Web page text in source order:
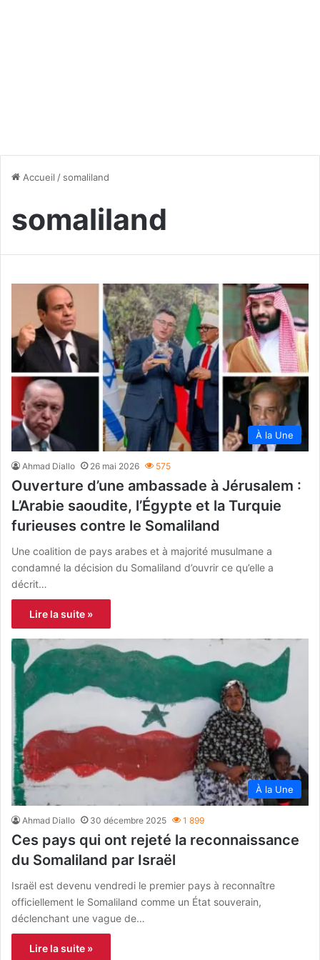
Accueil / somaliland
somaliland
À la Une
Ahmad Diallo 26 mai 2026 575
Ouverture d’une ambassade à Jérusalem :
L’Arabie saoudite, l’Égypte et la Turquie
furieuses contre le Somaliland
Une coalition de pays arabes et à majorité musulmane a
condamné la décision du Somaliland d’ouvrir ce qu’elle a
décrit…
Lire la suite »
À la Une
Ahmad Diallo 30 décembre 2025 1 899
Ces pays qui ont rejeté la reconnaissance
du Somaliland par Israël
Israël est devenu vendredi le premier pays à reconnaître
officiellement le Somaliland comme un État souverain,
déclenchant une vague de…
Lire la suite »